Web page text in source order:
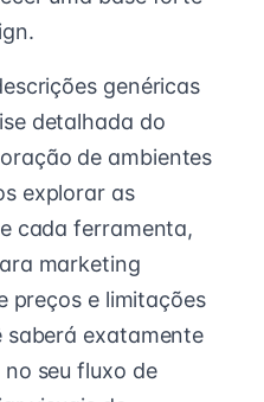
genéricas
detalhada do
de ambientes
explorar as
cada ferramenta,
marketing
preços e limitações
saberá exatamente
seu fluxo de